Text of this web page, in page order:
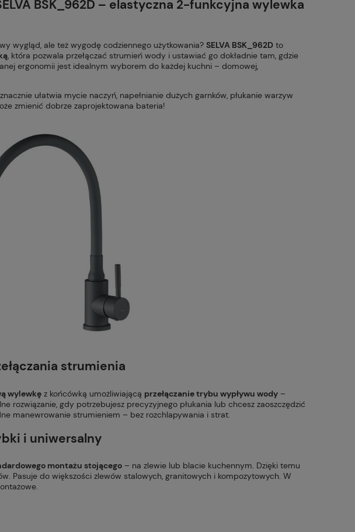
BSK_962D – elastyczna 2-funkcyjna wylewka
wygląd, ale też wygodę codziennego użytkowania? SELVA BSK_962D to
, która pozwala przełączać strumień wody i ustawiać go dokładnie tam, gdzie
ergonomii jest idealnym wyborem do każdej kuchni – domowej,
ułatwia mycie naczyń, napełnianie dużych garnków, płukanie warzyw
zmienić dobrze zaprojektowana bateria!
strumienia
wylewkę z końcówką umożliwiającą przełączanie trybu wypływu wody –
rozwiązanie, gdy potrzebujesz precyzyjnego płukania lub chcesz zaoszczędzić
manewrowanie strumieniem – bez rozchlapywania i strat.
i uniwersalny
montażu stojącego – na zlewie lub blacie kuchennym. Dzięki temu
Pasuje do większości zlewów stalowych, granitowych i kompozytowych. W